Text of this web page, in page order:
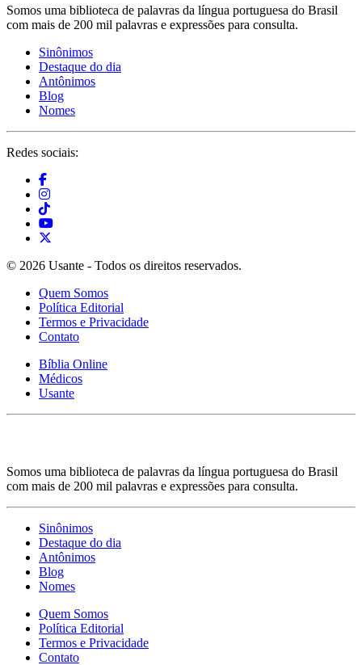
Somos uma biblioteca de palavras da língua portuguesa do Brasil
com mais de 200 mil palavras e expressões para consulta.
Sinônimos
Destaque do dia
Antônimos
Blog
Nomes
Redes sociais:
© 2026 Usante - Todos os direitos reservados.
Quem Somos
Política Editorial
Termos e Privacidade
Contato
Bíblia Online
Médicos
Usante
Somos uma biblioteca de palavras da língua portuguesa do Brasil
com mais de 200 mil palavras e expressões para consulta.
Sinônimos
Destaque do dia
Antônimos
Blog
Nomes
Quem Somos
Política Editorial
Termos e Privacidade
Contato